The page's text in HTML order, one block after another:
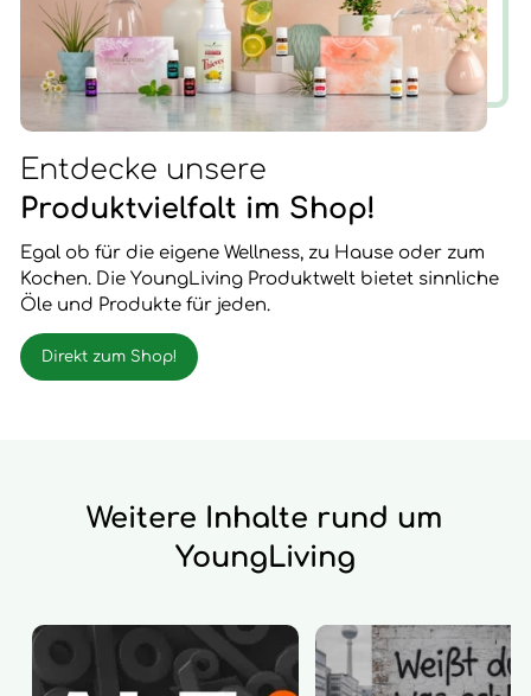
Entdecke unsere
Produktvielfalt im Shop!
Egal ob für die eigene Wellness, zu Hause oder zum
Kochen. Die YoungLiving Produktwelt bietet sinnliche
Öle und Produkte für jeden.
Direkt zum Shop!
Weitere Inhalte rund um
YoungLiving